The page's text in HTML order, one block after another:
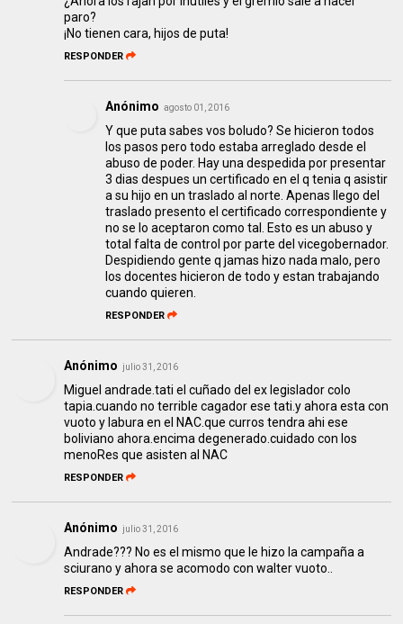
paro?
¡No tienen cara, hijos de puta!
RESPONDER
Anónimo agosto 01, 2016
Y que puta sabes vos boludo? Se hicieron todos
los pasos pero todo estaba arreglado desde el
abuso de poder. Hay una despedida por presentar
3 dias despues un certificado en el q tenia q asistir
a su hijo en un traslado al norte. Apenas llego del
traslado presento el certificado correspondiente y
no se lo aceptaron como tal. Esto es un abuso y
total falta de control por parte del vicegobernador.
Despidiendo gente q jamas hizo nada malo, pero
los docentes hicieron de todo y estan trabajando
cuando quieren.
RESPONDER
Anónimo julio 31, 2016
Miguel andrade.tati el cuñado del ex legislador colo
tapia.cuando no terrible cagador ese tati.y ahora esta con
vuoto y labura en el NAC.que curros tendra ahi ese
boliviano ahora.encima degenerado.cuidado con los
menoRes que asisten al NAC
RESPONDER
Anónimo julio 31, 2016
Andrade??? No es el mismo que le hizo la campaña a
sciurano y ahora se acomodo con walter vuoto..
RESPONDER